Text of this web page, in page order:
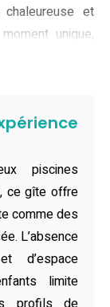
chaleureuse et
unique,
entre amis.
trois grandes
lits doubles,
Vous y
équipée
machine à
avec douche
ainsi qu’une
Le linge de
piscines
ce gîte offre
comme des
L’absence
d’espace
limite